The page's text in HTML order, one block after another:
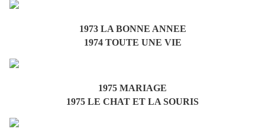
1973 LA BONNE ANNEE
1974 TOUTE UNE VIE
1975 MARIAGE
1975 LE CHAT ET LA SOURIS